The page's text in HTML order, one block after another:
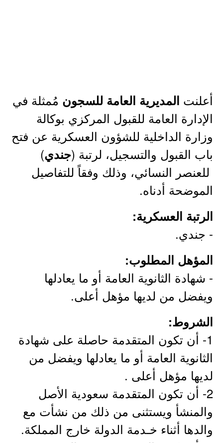
أعلنت المديرية العامة للسجون مُمثلة في
الإدارة العامة للقبول المركزي بوكالة
وزارة الداخلية للشؤون العسكرية عن فتح
باب القبول والتسجيل، لرتبة (جندي)
للعنصر النسائي، وذلك وفقاً للتفاصيل
الموضحة أدناه.
الرتبة العسكرية:
- جندي.
المؤهل المطلوب:
- شهادة الثانوية العامة أو ما يعادلها
ويفضل من لديها مؤهل أعلى.
الشروط:
1- أن تكون المتقدمة حاصلة على شهادة
الثانوية العامة أو ما يعادلها ويفضل من
لديها مؤهل أعلى .
2- أن تكون المتقدمة سعودية الأصل
والمنشأ ويستثنى من ذلك من نشأت مع
والدها أثناء خـدمة الدولة خارج المملكة.